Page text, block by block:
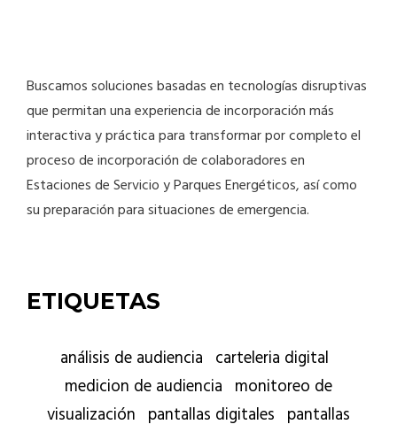
Buscamos soluciones basadas en tecnologías disruptivas
que permitan una experiencia de incorporación más
interactiva y práctica para transformar por completo el
proceso de incorporación de colaboradores en
Estaciones de Servicio y Parques Energéticos, así como
su preparación para situaciones de emergencia.
ETIQUETAS
análisis de audiencia carteleria digital
medicion de audiencia monitoreo de
visualización pantallas digitales pantallas